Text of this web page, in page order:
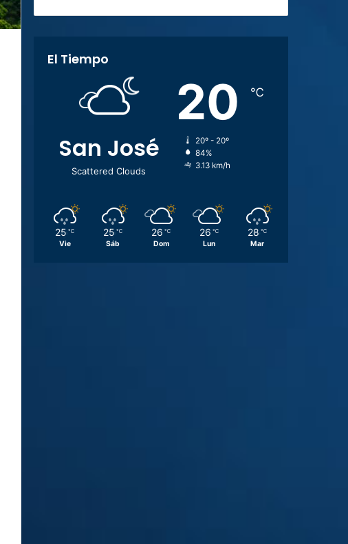
El Tiempo
San José
Scattered Clouds
20 ℃
20º - 20º
84%
3.13 km/h
25 ℃
Vie
25 ℃
Sáb
26 ℃
Dom
26 ℃
Lun
28 ℃
Mar